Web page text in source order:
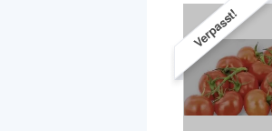
Verpasst!